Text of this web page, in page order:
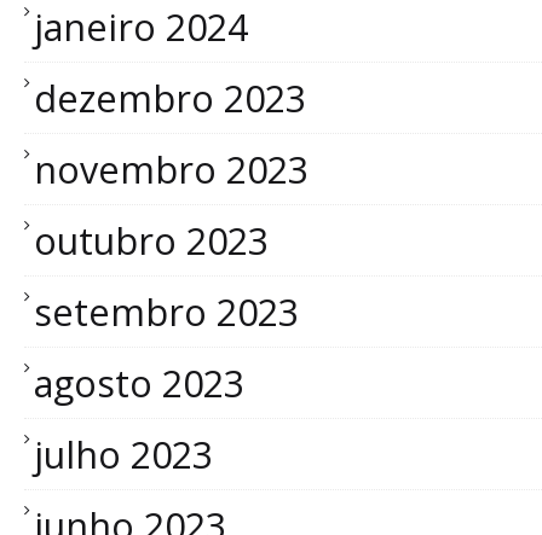
janeiro 2024
dezembro 2023
novembro 2023
outubro 2023
setembro 2023
agosto 2023
julho 2023